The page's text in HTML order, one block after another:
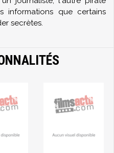
informations que certains
secrètes.